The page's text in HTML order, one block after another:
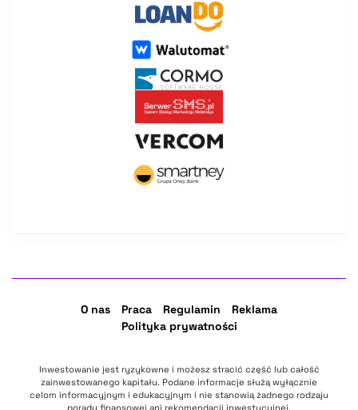
O nas Praca Regulamin
Reklama
Polityka prywatności
Inwestowanie jest ryzykowne i możesz stracić część lub całość
zainwestowanego kapitału. Podane informacje służą wyłącznie
celom informacyjnym i edukacyjnym i nie stanowią żadnego rodzaju
porady finansowej ani rekomendacji inwestycyjnej.